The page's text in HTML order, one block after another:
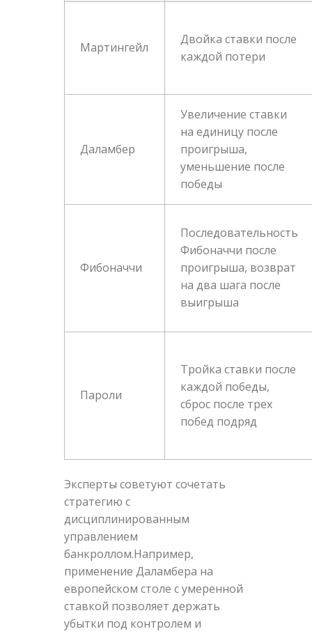
Мартингейл
Двойка ставки после
каждой потери
Даламбер
Увеличение ставки
на единицу после
проигрыша,
уменьшение после
победы
Фибоначчи
Последовательность
Фибоначчи после
проигрыша, возврат
на два шага после
выигрыша
Пароли
Тройка ставки после
каждой победы,
сброс после трех
побед подряд
Эксперты советуют сочетать
стратегию с
дисциплинированным
управлением
банкроллом.Например,
применение Даламбера на
европейском столе с умеренной
ставкой позволяет держать
убытки под контролем и